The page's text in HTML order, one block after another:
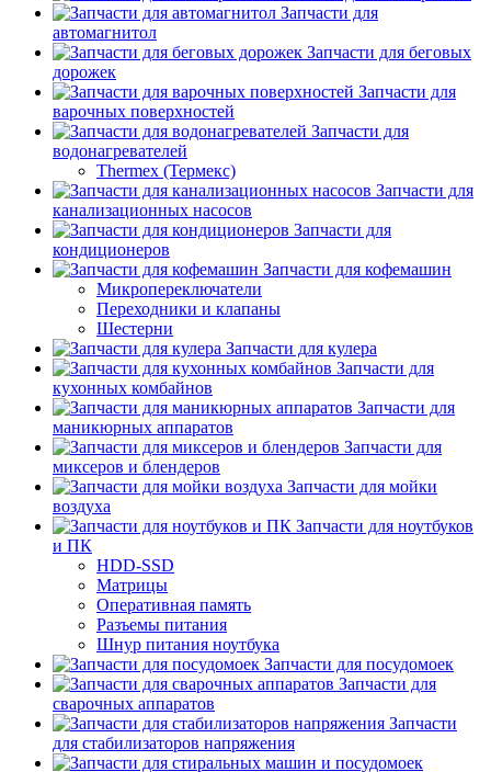
Запчасти для
автомагнитол
Запчасти для беговых
дорожек
Запчасти для
варочных поверхностей
Запчасти для
водонагревателей
Thermex (Термекс)
Запчасти для
канализационных насосов
Запчасти для
кондиционеров
Запчасти для кофемашин
Микропереключатели
Переходники и клапаны
Шестерни
Запчасти для кулера
Запчасти для
кухонных комбайнов
Запчасти для
маникюрных аппаратов
Запчасти для
миксеров и блендеров
Запчасти для мойки
воздуха
Запчасти для ноутбуков
и ПК
HDD-SSD
Матрицы
Оперативная память
Разъемы питания
Шнур питания ноутбука
Запчасти для посудомоек
Запчасти для
сварочных аппаратов
Запчасти
для стабилизаторов напряжения